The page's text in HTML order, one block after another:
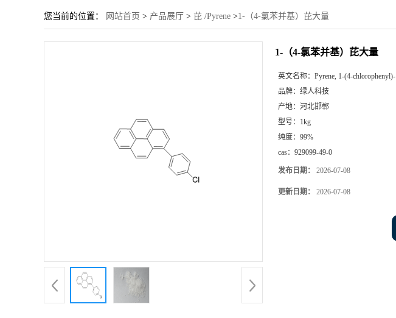
您当前的位置： 网站首页 > 产品展厅 > 芘 /Pyrene >1-（4-氯苯并基）芘大量
1-（4-氯苯并基）芘大量
英文名称： Pyrene, 1-(4-chlorophenyl)-
品牌： 绿人科技
产地： 河北邯郸
型号： 1kg
纯度： 99%
cas： 929099-49-0
发布日期： 2026-07-08
更新日期： 2026-07-08